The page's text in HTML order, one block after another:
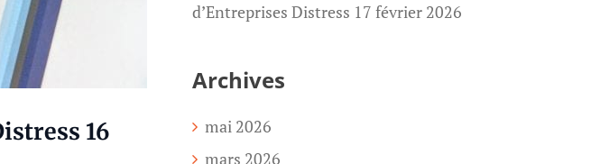
16
d’Entreprises Distress 17 février 2026
Archives
mai 2026
mars 2026